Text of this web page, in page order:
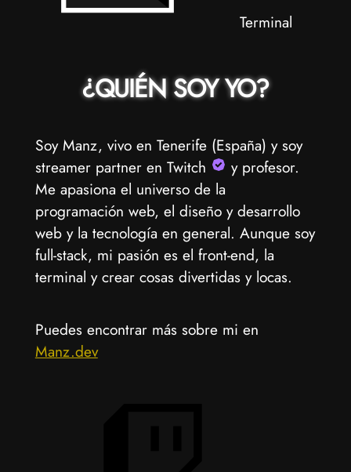
Terminal
¿QUIÉN SOY YO?
Soy Manz, vivo en Tenerife (España) y soy
streamer partner en Twitch
y profesor.
Me apasiona el universo de la
programación web, el diseño y desarrollo
web y la tecnología en general. Aunque soy
full-stack, mi pasión es el front-end, la
terminal y crear cosas divertidas y locas.
Puedes encontrar más sobre mi en
Manz.dev